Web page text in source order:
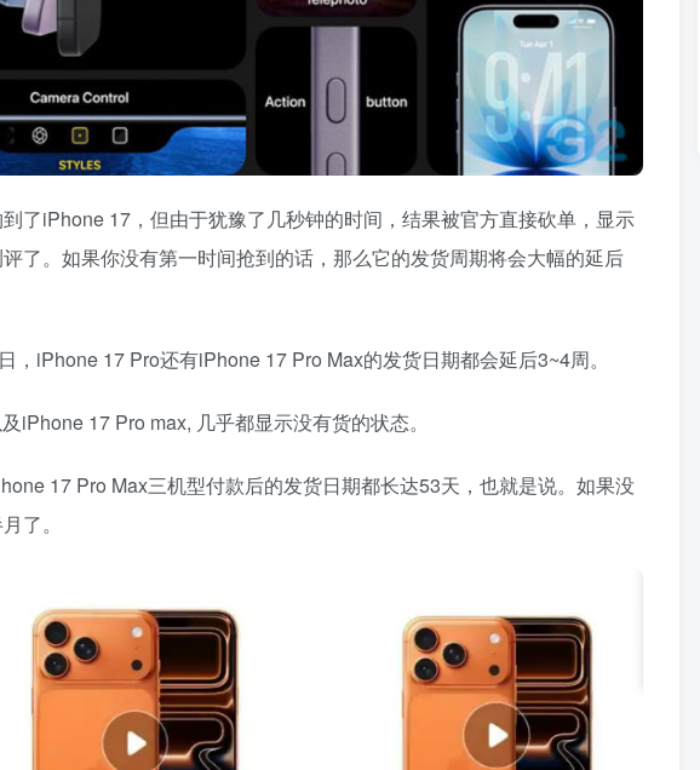
了iPhone 17，但由于犹豫了几秒钟的时间，结果被官方直接砍单，显示
了。如果你没有第一时间抢到的话，那么它的发货周期将会大幅的延后
iPhone 17 Pro还有iPhone 17 Pro Max的发货日期都会延后3~4周。
17 Pro max, 几乎都显示没有货的状态。
17 Pro Max三机型付款后的发货日期都长达53天，也就是说。如果没
了。